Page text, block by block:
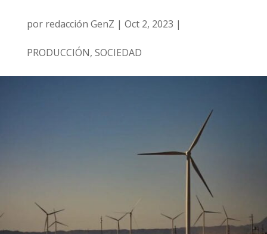
por redacción GenZ | Oct 2, 2023 |
PRODUCCIÓN, SOCIEDAD